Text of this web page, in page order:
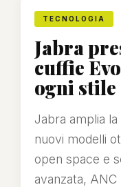
TECNOLOGIA
Jabra
cuffie
ogni
Jabra amplia
nuovi modelli
open space e
avanzata,